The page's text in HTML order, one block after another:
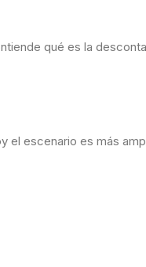
qué es la
el escenario es más